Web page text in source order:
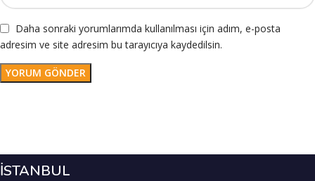
Daha sonraki yorumlarımda kullanılması için adım, e-posta
adresim ve site adresim bu tarayıcıya kaydedilsin.
İSTANBUL